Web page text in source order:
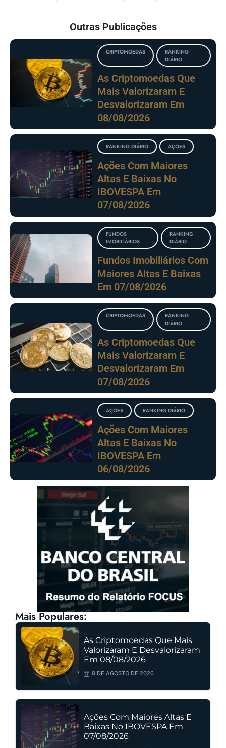
Outras Publicações
CRIPTOMOEDAS
RANKING
DIÁRIO
As Criptomoedas Que
Mais Valorizaram E
Desvalorizaram Em
08/08/2026
RANKING DIÁRIO AÇÕES
Ações Com Maiores
Altas E Baixas No
IBOVESPA Em
07/08/2026
FUNDOS
IMOBILIÁRIOS
RANKING
DIÁRIO
Fundos Imobiliários Com
Maiores Altas E Baixas
Em 07/08/2026
CRIPTOMOEDAS
RANKING
DIÁRIO
As Criptomoedas Que
Mais Valorizaram E
Desvalorizaram Em
07/08/2026
AÇÕES RANKING DIÁRIO
Ações Com Maiores
Altas E Baixas No
IBOVESPA Em
06/08/2026
Mais Populares:
As Criptomoedas Que Mais
Valorizaram E Desvalorizaram
Em 08/08/2026
8 DE AGOSTO DE 2026
Ações Com Maiores Altas E
Baixas No IBOVESPA Em
07/08/2026